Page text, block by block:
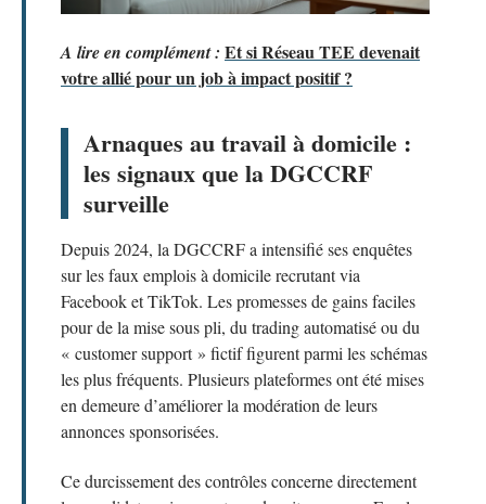
A lire en complément : Et si Réseau TEE devenait
votre allié pour un job à impact positif ?
Arnaques au travail à domicile :
les signaux que la DGCCRF
surveille
Depuis 2024, la DGCCRF a intensifié ses enquêtes
sur les faux emplois à domicile recrutant via
Facebook et TikTok. Les promesses de gains faciles
pour de la mise sous pli, du trading automatisé ou du
« customer support » fictif figurent parmi les schémas
les plus fréquents. Plusieurs plateformes ont été mises
en demeure d’améliorer la modération de leurs
annonces sponsorisées.
Ce durcissement des contrôles concerne directement